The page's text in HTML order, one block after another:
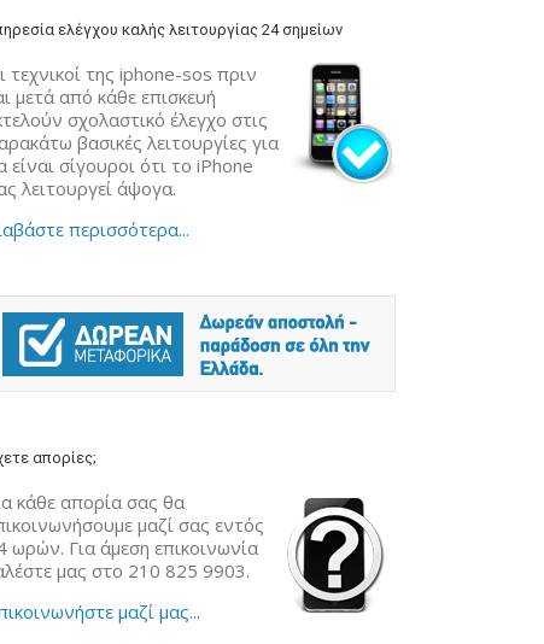
ελέγχου καλής λειτουργίας 24 σημείων
τεχνικοί της iphone-sos πριν
μετά από κάθε επισκευή
σχολαστικό έλεγχο στις
βασικές λειτουργίες για
είναι σίγουροι ότι το iPhone
λειτουργεί άψογα.
περισσότερα...
απορίες;
κάθε απορία σας θα
μαζί σας εντός
ωρών. Για άμεση επικοινωνία
μας στο 210 825 9903.
μαζί μας...